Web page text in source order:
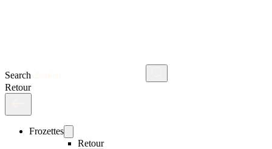
Search
Retour
Frozettes
Retour